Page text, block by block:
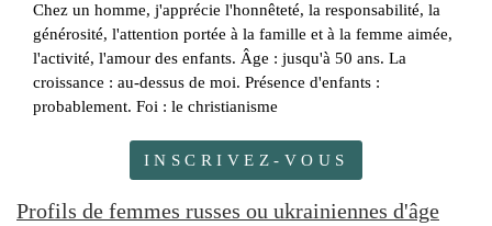
Chez un homme, j'apprécie l'honnêteté, la responsabilité, la
générosité, l'attention portée à la famille et à la femme aimée,
l'activité, l'amour des enfants. Âge : jusqu'à 50 ans. La
croissance : au-dessus de moi. Présence d'enfants :
probablement. Foi : le christianisme
INSCRIVEZ-VOUS
Profils de femmes russes ou ukrainiennes d'âge